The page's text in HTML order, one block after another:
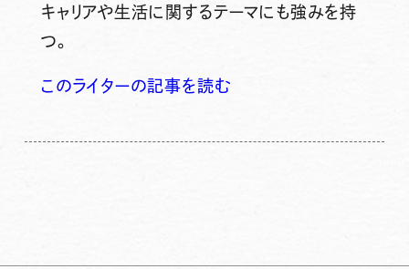
キャリアや生活に関するテーマにも強みを持
つ。
このライターの記事を読む